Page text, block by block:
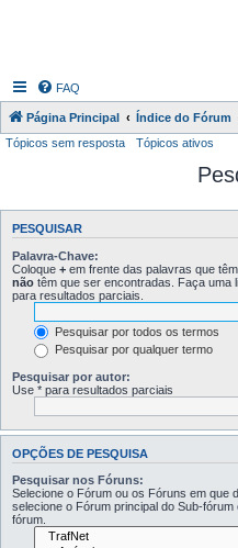
FAQ
Página Principal
Índice do Fórum
Tópicos sem resposta
Tópicos ativos
PESQUISAR
Palavra-Chave:
Coloque + em frente das palavras que
não têm que ser encontradas. Faça uma
para resultados parciais.
Pesquisar por todos os termos
Pesquisar por qualquer termo
Pesquisar por autor:
Use * para resultados parciais
OPÇÕES DE PESQUISA
Pesquisar nos Fóruns:
Selecione o Fórum ou os Fóruns em que
selecione o Fórum principal do Sub-
fórum.